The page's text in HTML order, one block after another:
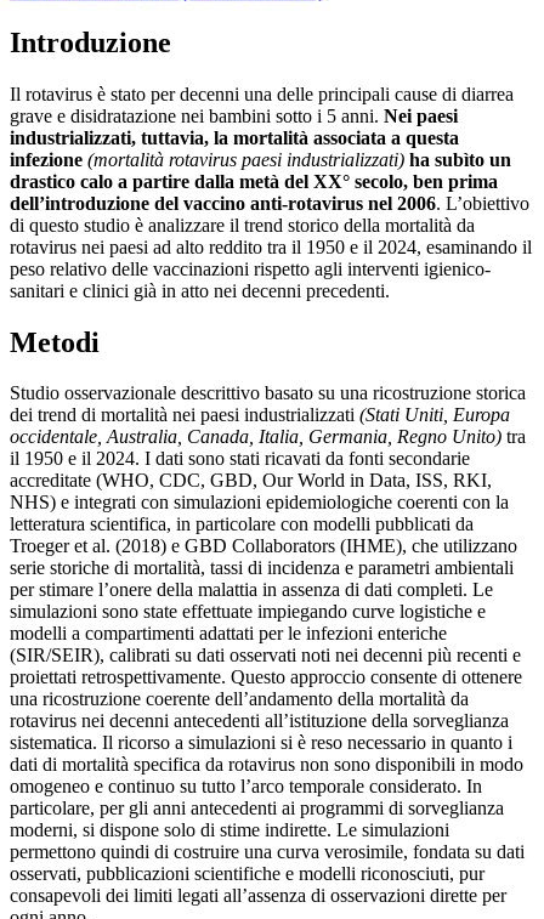
Introduzione
Il rotavirus è stato per decenni una delle principali cause di diarrea
grave e disidratazione nei bambini sotto i 5 anni. Nei paesi
industrializzati, tuttavia, la mortalità associata a questa
infezione (mortalità rotavirus paesi industrializzati) ha subìto un
drastico calo a partire dalla metà del XX° secolo, ben prima
dell’introduzione del vaccino anti-rotavirus nel 2006. L’obiettivo
di questo studio è analizzare il trend storico della mortalità da
rotavirus nei paesi ad alto reddito tra il 1950 e il 2024, esaminando il
peso relativo delle vaccinazioni rispetto agli interventi igienico-
sanitari e clinici già in atto nei decenni precedenti.
Metodi
Studio osservazionale descrittivo basato su una ricostruzione storica
dei trend di mortalità nei paesi industrializzati (Stati Uniti, Europa
occidentale, Australia, Canada, Italia, Germania, Regno Unito) tra
il 1950 e il 2024. I dati sono stati ricavati da fonti secondarie
accreditate (WHO, CDC, GBD, Our World in Data, ISS, RKI,
NHS) e integrati con simulazioni epidemiologiche coerenti con la
letteratura scientifica, in particolare con modelli pubblicati da
Troeger et al. (2018) e GBD Collaborators (IHME), che utilizzano
serie storiche di mortalità, tassi di incidenza e parametri ambientali
per stimare l’onere della malattia in assenza di dati completi. Le
simulazioni sono state effettuate impiegando curve logistiche e
modelli a compartimenti adattati per le infezioni enteriche
(SIR/SEIR), calibrati su dati osservati noti nei decenni più recenti e
proiettati retrospettivamente. Questo approccio consente di ottenere
una ricostruzione coerente dell’andamento della mortalità da
rotavirus nei decenni antecedenti all’istituzione della sorveglianza
sistematica. Il ricorso a simulazioni si è reso necessario in quanto i
dati di mortalità specifica da rotavirus non sono disponibili in modo
omogeneo e continuo su tutto l’arco temporale considerato. In
particolare, per gli anni antecedenti ai programmi di sorveglianza
moderni, si dispone solo di stime indirette. Le simulazioni
permettono quindi di costruire una curva verosimile, fondata su dati
osservati, pubblicazioni scientifiche e modelli riconosciuti, pur
consapevoli dei limiti legati all’assenza di osservazioni dirette per